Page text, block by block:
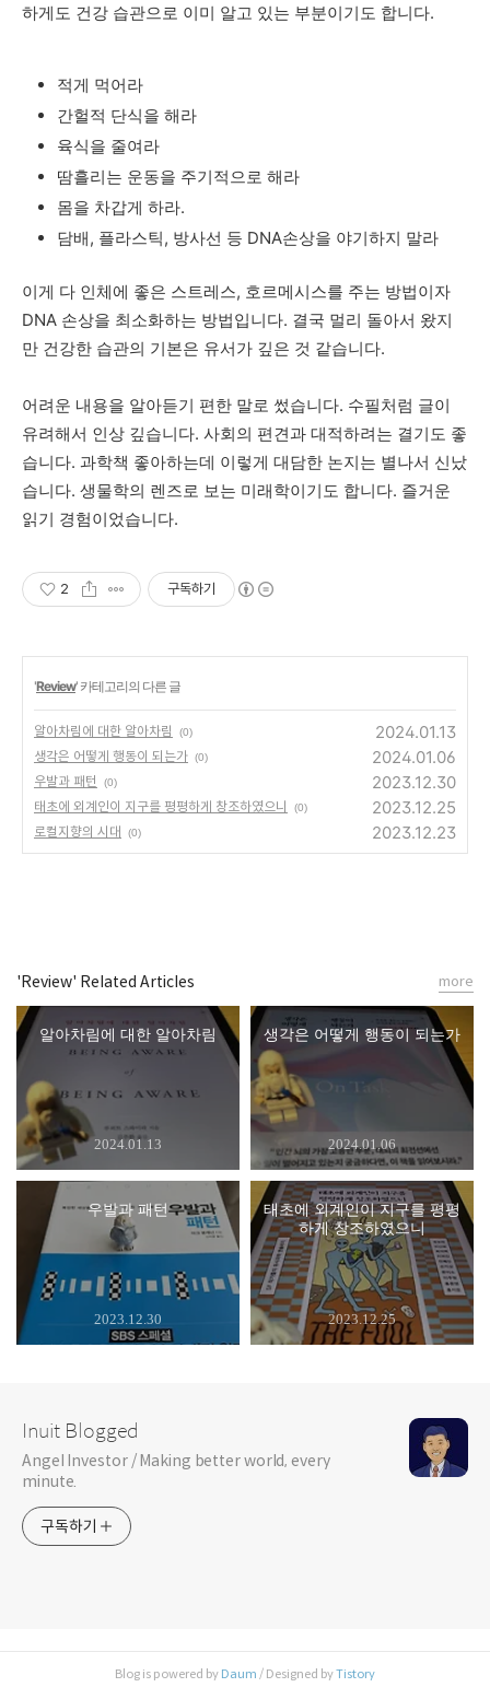
하게도 건강 습관으로 이미 알고 있는 부분이기도 합니다.
적게 먹어라
간헐적 단식을 해라
육식을 줄여라
땀흘리는 운동을 주기적으로 해라
몸을 차갑게 하라.
담배, 플라스틱, 방사선 등 DNA손상을 야기하지 말라
이게 다 인체에 좋은 스트레스, 호르메시스를 주는 방법이자
DNA 손상을 최소화하는 방법입니다. 결국 멀리 돌아서 왔지
만 건강한 습관의 기본은 유서가 깊은 것 같습니다.
어려운 내용을 알아듣기 편한 말로 썼습니다. 수필처럼 글이
유려해서 인상 깊습니다. 사회의 편견과 대적하려는 결기도 좋
습니다. 과학책 좋아하는데 이렇게 대담한 논지는 별나서 신났
습니다. 생물학의 렌즈로 보는 미래학이기도 합니다. 즐거운
읽기 경험이었습니다.
2 구독하기
'Review' 카테고리의 다른 글
알아차림에 대한 알아차림 (0) 2024.01.13
생각은 어떻게 행동이 되는가 (0) 2024.01.06
우발과 패턴 (0) 2023.12.30
태초에 외계인이 지구를 평평하게 창조하였으니 (0) 2023.12.25
로컬지향의 시대 (0) 2023.12.23
'Review' Related Articles
알아차림에 대한 알아차림
2024.01.13
생각은 어떻게 행동이 되는가
2024.01.06
우발과 패턴
2023.12.30
태초에 외계인이 지구를 평평
하게 창조하였으니
2023.12.25
more
Inuit Blogged
Angel Investor / Making better world, every
minute.
구독하기
Blog is powered by Daum / Designed byTistory